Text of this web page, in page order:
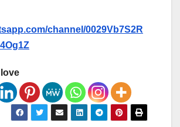
channel/0029Vb7S2R